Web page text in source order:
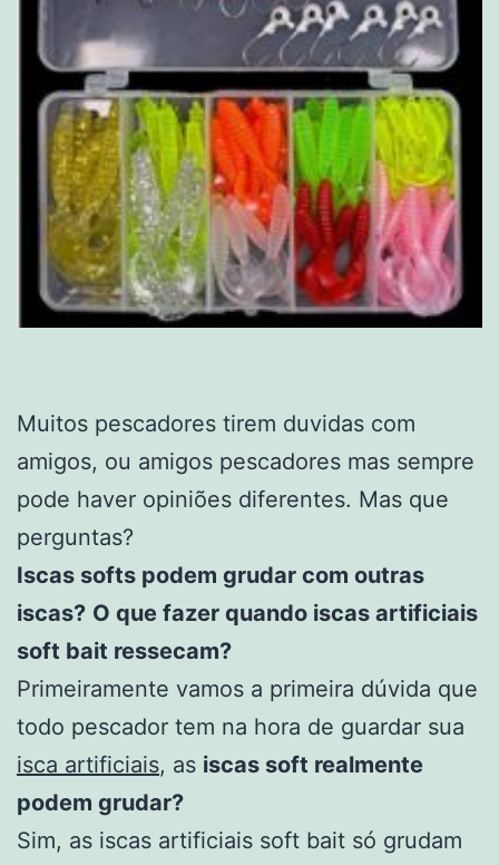
Muitos pescadores tirem duvidas com
amigos, ou amigos pescadores mas sempre
pode haver opiniões diferentes. Mas que
perguntas?
Iscas softs podem grudar com outras
iscas? O que fazer quando iscas artificiais
soft bait ressecam?
Primeiramente vamos a primeira dúvida que
todo pescador tem na hora de guardar sua
isca artificiais, as iscas soft realmente
podem grudar?
Sim, as iscas artificiais soft bait só grudam